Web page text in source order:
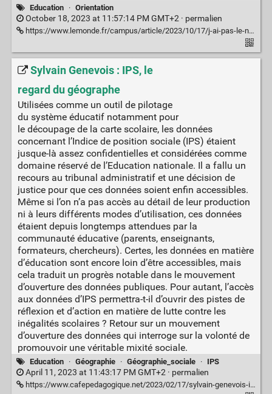
Education · Orientation
October 18, 2023 at 11:57:14 PM GMT+2 · permalien
https://www.lemonde.fr/campus/article/2023/10/17/j-ai-pas-le-niveau-a-nanterre-les-jeunes-pris-dans-la-mecanique-de-l-echec-scolaire_6194864_4401467.html
Sylvain Genevois : IPS, le
regard du géographe
Utilisées comme un outil de pilotage
du système éducatif notamment pour
le découpage de la carte scolaire, les données
concernant l’Indice de position sociale (IPS) étaient
jusque-là assez confidentielles et considérées comme
domaine réservé de l’Education nationale. Il a fallu un
recours au tribunal administratif et une décision de
justice pour que ces données soient enfin accessibles.
Même si l’on n’a pas accès au détail de leur production
ni à leurs différents modes d’utilisation, ces données
étaient depuis longtemps attendues par la
communauté éducative (parents, enseignants,
formateurs, chercheurs). Certes, les données en matière
d’éducation sont encore loin d’être accessibles, mais
cela traduit un progrès notable dans le mouvement
d’ouverture des données publiques. Pour autant, l’accès
aux données d’IPS permettra-t-il d’ouvrir des pistes de
réflexion et d’action en matière de lutte contre les
inégalités scolaires ? Retour sur un mouvement
d’ouverture des données qui interroge sur la volonté de
promouvoir une véritable mixité sociale.
Education · Géographie · Géographie_sociale · IPS
April 11, 2023 at 11:43:17 PM GMT+2 · permalien
https://www.cafepedagogique.net/2023/02/17/sylvain-genevois-ips-le-regard-du-geographe/